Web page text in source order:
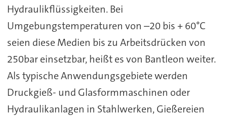
Hydraulikflüssigkeiten. Bei
Umgebungstemperaturen von –20 bis + 60°C
seien diese Medien bis zu Arbeitsdrücken von
250bar einsetzbar, heißt es von Bantleon weiter.
Als typische Anwendungsgebiete werden
Druckgieß- und Glasformmaschinen oder
Hydraulikanlagen in Stahlwerken, Gießereien